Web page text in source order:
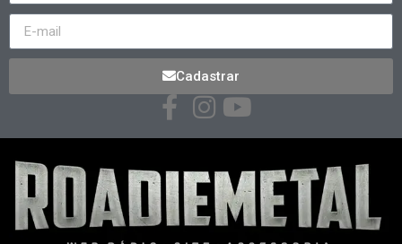
Cadastrar